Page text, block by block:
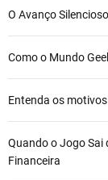
O Avanço
Como o Mundo
Entenda os
Quando o Jogo Sai
Financeira